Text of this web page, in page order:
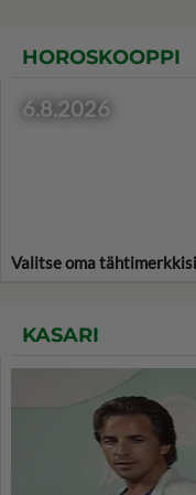
HOROSKOOPPI
6.8.2026
Valitse oma
KASARI